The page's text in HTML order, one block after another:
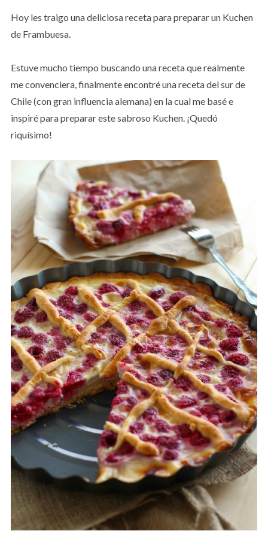
Hoy les traigo una deliciosa receta para preparar un Kuchen
de Frambuesa.
Estuve mucho tiempo buscando una receta que realmente
me convenciera, finalmente encontré una receta del sur de
Chile (con gran influencia alemana) en la cual me basé e
inspiré para preparar este sabroso Kuchen. ¡Quedó
riquísimo!